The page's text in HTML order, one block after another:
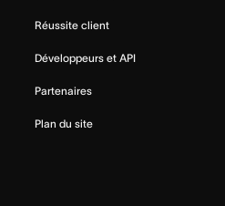
Réussite client
Développeurs et API
Partenaires
Plan du site